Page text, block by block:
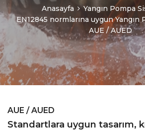
Anasayfa
Yangın Pompa
EN12845 normlarına uygun Yangın
AUE / AUED
AUE / AUED
Standartlara uygun tasarım,